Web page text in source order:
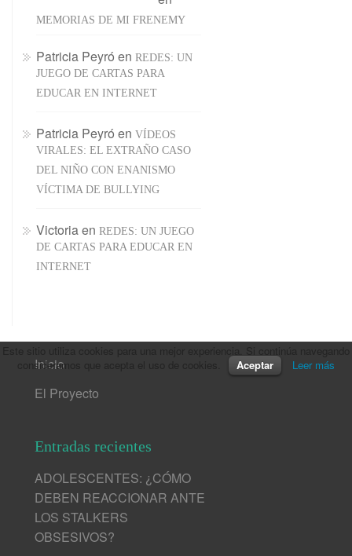
MEMORIAS DE MI FRENEMY
Patricia Peyró en REDES: UN
JUEGO DE CARTAS PARA
EDUCAR EN INTERNET
Patricia Peyró en VÍDEOS
VIRALES: EL EXTRAÑO CASO
DEL NIÑO CON ENANISMO
VÍCTIMA DE BULLYING
Victoriaen REDES: UN JUEGO
DE CARTAS PARA EDUCAR EN
INTERNET
Inicio
El Proyecto
Entradas recientes
ADOLESCENTES: ¿CÓMO
DEBEN REACCIONAR ANTE
LOS STALKERS
OBSESIVOS?
consideramos que acepta el uso de cookies.
Aceptar Leer más